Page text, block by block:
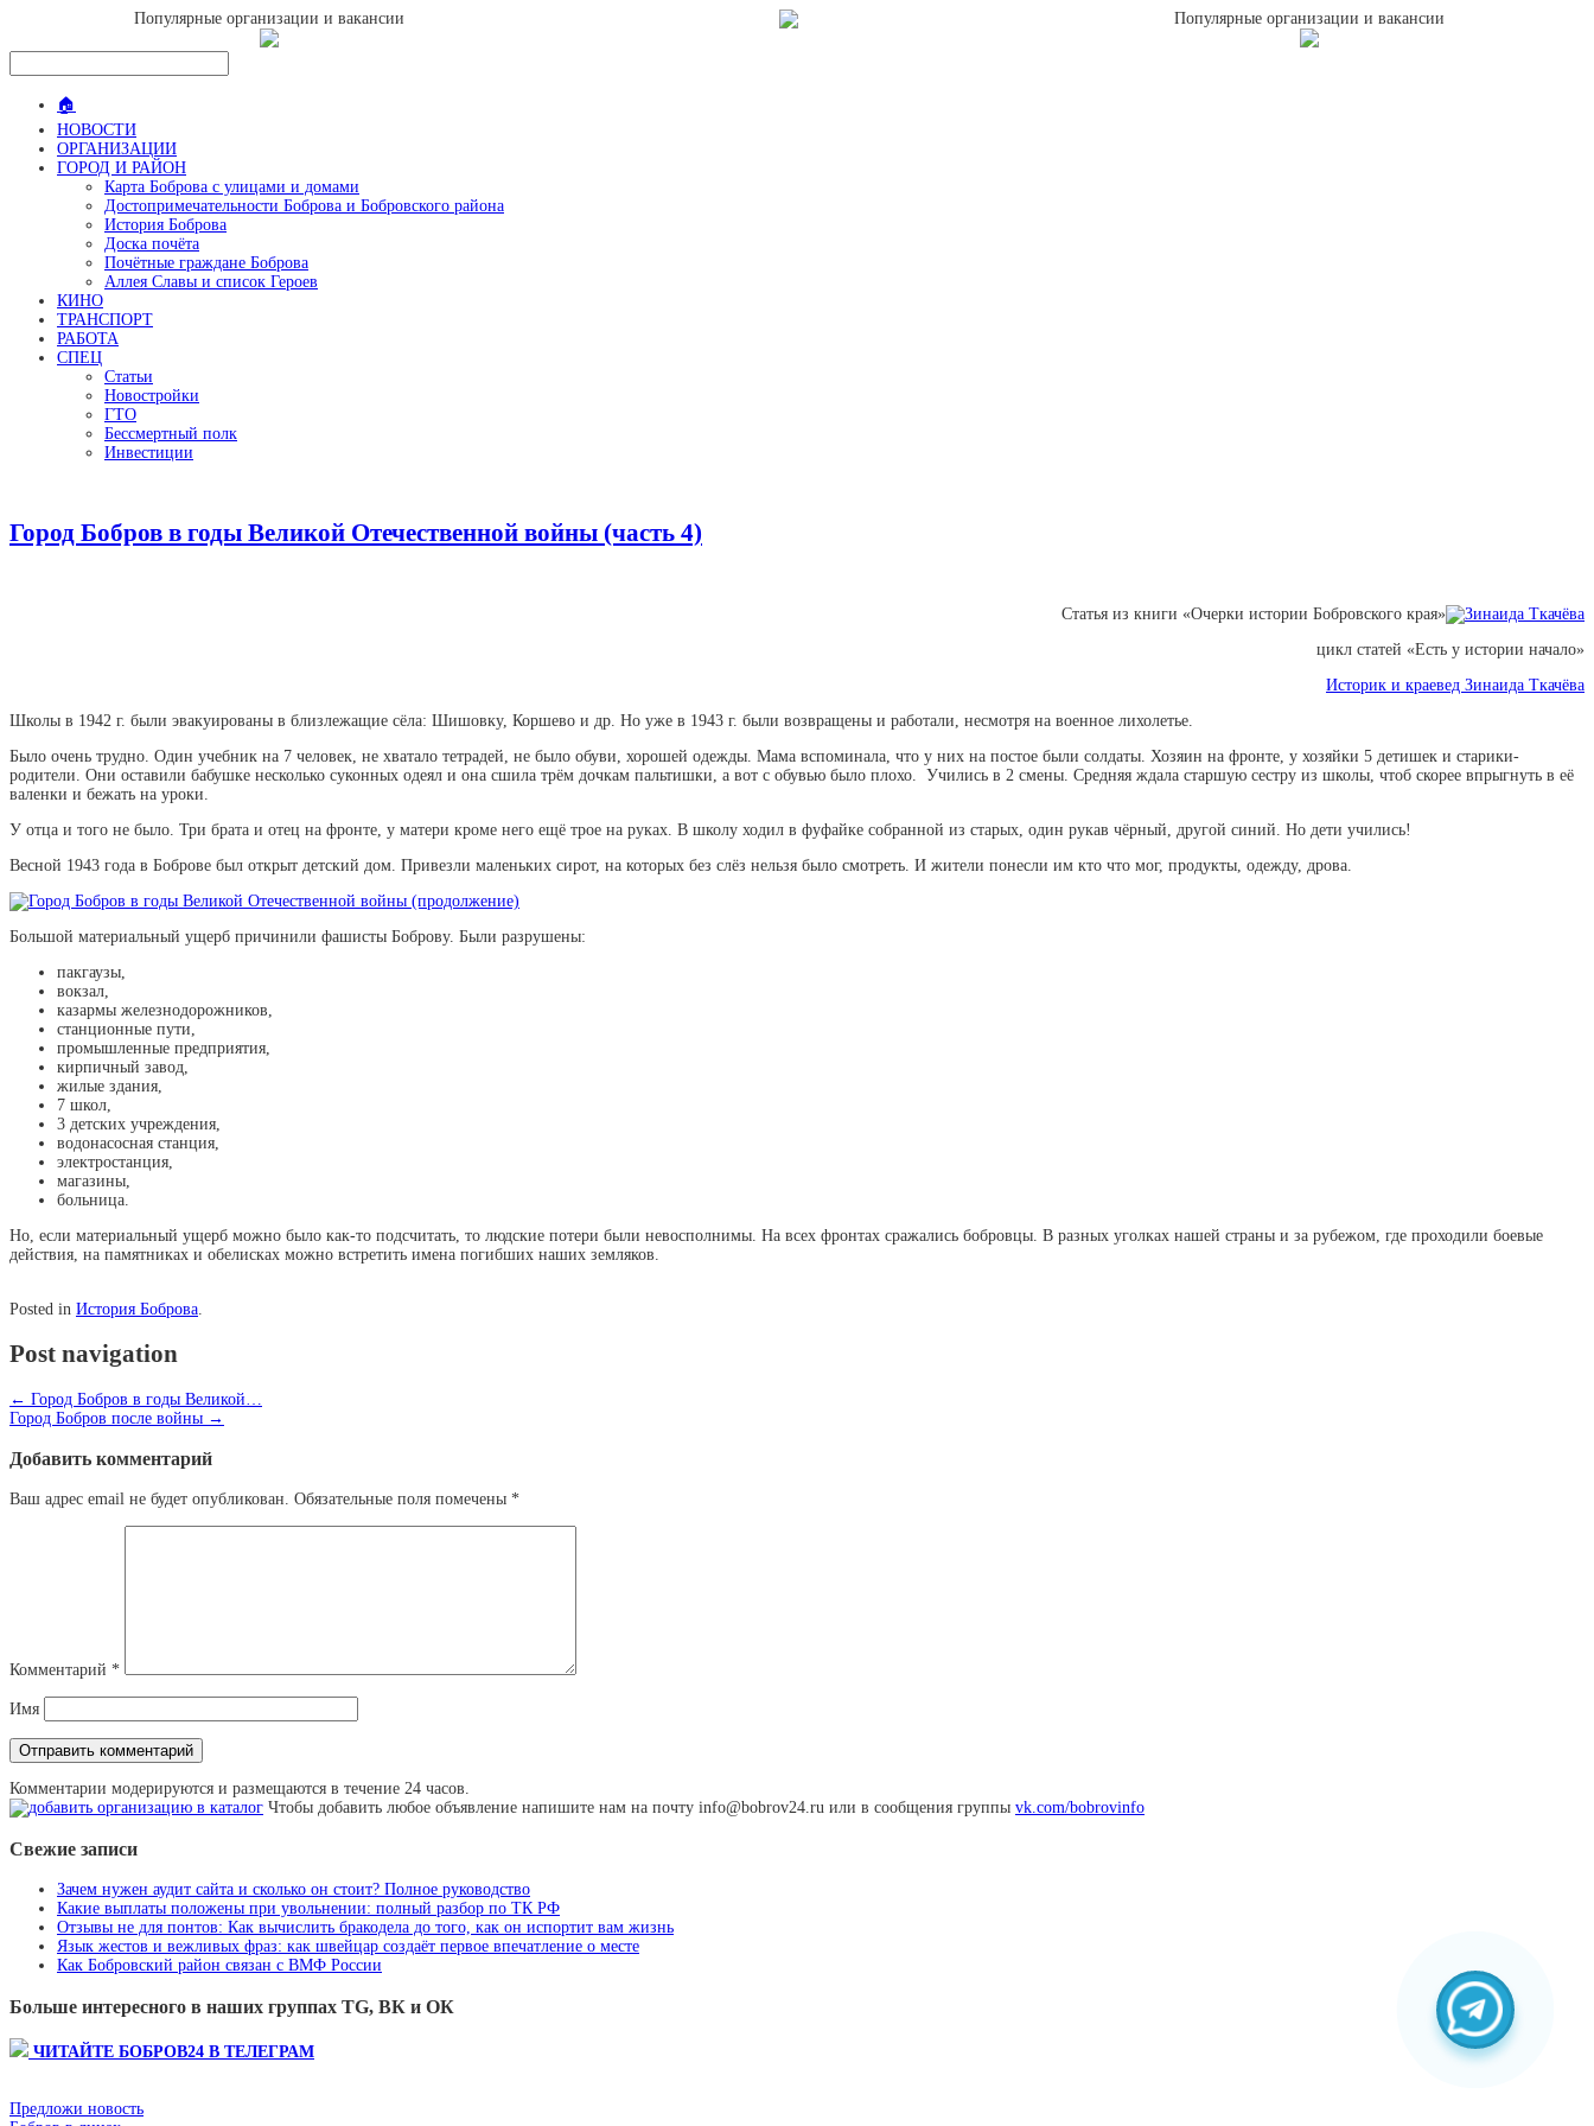
Популярные организации и вакансии Популярные организации и вакансии
🏠
НОВОСТИ
ОРГАНИЗАЦИИ
ГОРОД И РАЙОН
Карта Боброва с улицами и домами
Достопримечательности Боброва и Бобровского района
История Боброва
Доска почёта
Почётные граждане Боброва
Аллея Славы и список Героев
КИНО
ТРАНСПОРТ
РАБОТА
СПЕЦ
Статьи
Новостройки
ГТО
Бессмертный полк
Инвестиции
Город Бобров в годы Великой Отечественной войны (часть 4)
Статья из книги «Очерки истории Бобровского края»
цикл статей «Есть у истории начало»
Историк и краевед Зинаида Ткачёва
Школы в 1942 г. были эвакуированы в близлежащие сёла: Шишовку, Коршево и др. Но уже в 1943 г. были возвращены и работали, несмотря на военное лихолетье.
Было очень трудно. Один учебник на 7 человек, не хватало тетрадей, не было обуви, хорошей одежды. Мама вспоминала, что у них на постое были солдаты. Хозяин на фронте, у хозяйки 5 детишек и старики-
родители. Они оставили бабушке несколько суконных одеял и она сшила трём дочкам пальтишки, а вот с обувью было плохо. Учились в 2 смены. Средняя ждала старшую сестру из школы, чтоб скорее впрыгнуть в её
валенки и бежать на уроки.
У отца и того не было. Три брата и отец на фронте, у матери кроме него ещё трое на руках. В школу ходил в фуфайке собранной из старых, один рукав чёрный, другой синий. Но дети учились!
Весной 1943 года в Боброве был открыт детский дом. Привезли маленьких сирот, на которых без слёз нельзя было смотреть. И жители понесли им кто что мог, продукты, одежду, дрова.
Большой материальный ущерб причинили фашисты Боброву. Были разрушены:
пакгаузы,
вокзал,
казармы железнодорожников,
станционные пути,
промышленные предприятия,
кирпичный завод,
жилые здания,
7 школ,
3 детских учреждения,
водонасосная станция,
электростанция,
магазины,
больница.
Но, если материальный ущерб можно было как-то подсчитать, то людские потери были невосполнимы. На всех фронтах сражались бобровцы. В разных уголках нашей страны и за рубежом, где проходили боевые
действия, на памятниках и обелисках можно встретить имена погибших наших земляков.
Posted in История Боброва
Post navigation
← Город Бобров в годы Великой…
Город Бобров после войны →
Добавить комментарий
Ваш адрес email не будет опубликован. Обязательные поля помечены *
Комментарий *
Имя
Комментарии модерируются и размещаются в течение 24 часов.
Чтобы добавить любое объявление напишите нам на почту info@bobrov24.ru или в сообщения группы vk.com/bobrovinfo
Свежие записи
Зачем нужен аудит сайта и сколько он стоит? Полное руководство
Какие выплаты положены при увольнении: полный разбор по ТК РФ
Отзывы не для понтов: Как вычислить бракодела до того, как он испортит вам жизнь
Язык жестов и вежливых фраз: как швейцар создаёт первое впечатление о месте
Как Бобровский район связан с ВМФ России
Больше интересного в наших группах TG, ВК и ОК
ЧИТАЙТЕ БОБРОВ24 В ТЕЛЕГРАМ
Предложи новость